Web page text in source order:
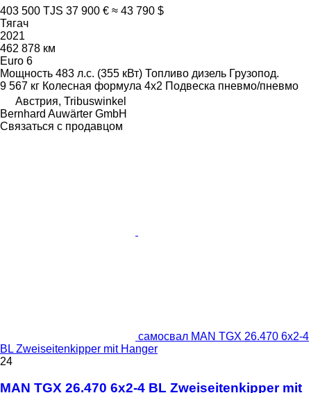
403 500 TJS 37 900 € ≈ 43 790 $
Тягач
2021
462 878 км
Euro 6
Мощность 483 л.с. (355 кВт) Топливо дизель Грузопод.
9 567 кг Колесная формула 4x2 Подвеска пневмо/пневмо
Австрия, Tribuswinkel
Bernhard Auwärter GmbH
Связаться с продавцом
самосвал MAN TGX 26.470 6x2-4
BL Zweiseitenkipper mit Hanger
24
MAN TGX 26.470 6x2-4 BL Zweiseitenkipper mit